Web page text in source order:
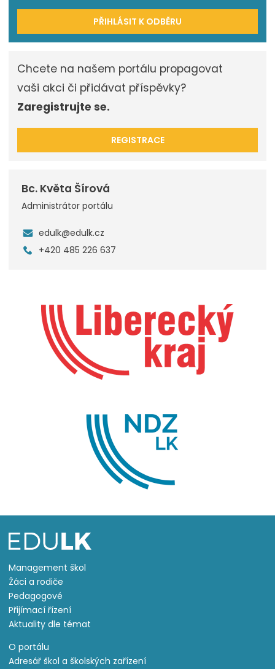
PŘIHLÁSIT K ODBĚRU
Chcete na našem portálu propagovat
vaši akci či přidávat příspěvky?
Zaregistrujte se.
REGISTRACE
Bc. Květa Šírová
Administrátor portálu
edulk@edulk.cz
+420 485 226 637
Management škol
Žáci a rodiče
Pedagogové
Přijímací řízení
Aktuality dle témat
O portálu
Adresář škol a školských zařízení